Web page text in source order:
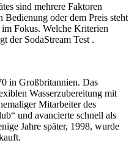
sind mehrere Faktoren
Bedienung oder dem Preis steht
Fokus. Welche Kriterien
der SodaStream Test .
in Großbritannien. Das
Wasserzubereitung mit
Mitarbeiter des
und avancierte schnell als
Jahre später, 1998, wurde